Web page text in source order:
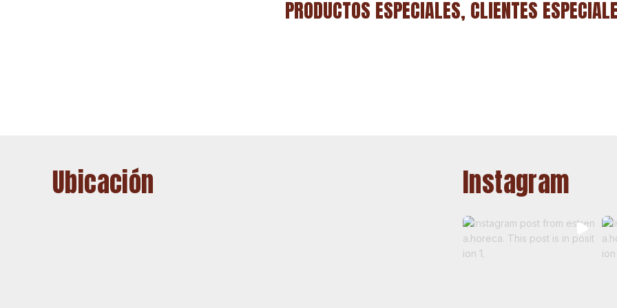
PRODUCTOS ESPECIALES, CLIENTES
Ubicación Instagram